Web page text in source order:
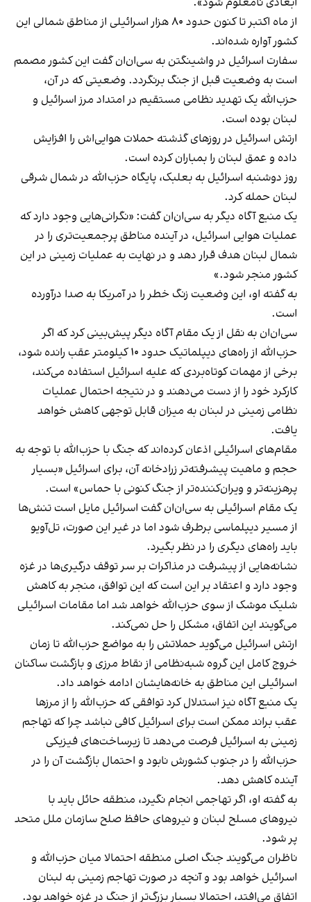
از ماه اکتبر تا کنون حدود ۸۰ هزار اسرائیلی از مناطق شمالی این
کشور آواره شده‌اند.
سفارت اسرائیل در واشینگتن به سی‌ان‌ان گفت این کشور مصمم
است به وضعیت قبل از جنگ برنگردد. وضعیتی که در آن،
حزب‌الله یک تهدید نظامی مستقیم در امتداد مرز اسرائیل و
لبنان بوده است.
ارتش اسرائیل در روزهای گذشته حملات هوایی‌اش را افزایش
داده و عمق لبنان را بمباران کرده است.
روز دوشنبه اسرائیل به بعلبک، پایگاه حزب‌الله در شمال شرقی
لبنان حمله کرد.
یک منبع آگاه دیگر به سی‌ان‌ان گفت: «نگرانی‌هایی وجود دارد که
عملیات هوایی اسرائیل، در آینده مناطق پرجمعیت‌تری را در
شمال لبنان هدف قرار دهد و در نهایت به عملیات زمینی در این
کشور منجر شود.»
به گفته او، این وضعیت زنگ خطر را در آمریکا به صدا درآورده
است.
سی‌ان‌ان به نقل از یک مقام آگاه دیگر پیش‌بینی کرد که اگر
حزب‌الله از راه‌های دیپلماتیک حدود ۱۰ کیلومتر عقب رانده شود،
برخی از مهمات کوتاه‌بردی که علیه اسرائیل استفاده می‌کند،
کارکرد خود را از دست می‌دهند و در نتیجه احتمال عملیات
نظامی زمینی در لبنان به میزان قابل توجهی کاهش خواهد
یافت.
مقام‌های اسرائیلی اذعان کرده‌اند که جنگ با حزب‌الله با توجه به
حجم و ماهیت پیشرفته‌تر زرادخانه آن، برای اسرائیل «بسیار
پرهزینه‌تر و ویران‌کننده‌تر از جنگ کنونی با حماس» است.
یک مقام اسرائیلی به سی‌ان‌ان گفت اسرائیل مایل است تنش‌ها
از مسیر دیپلماسی برطرف شود اما در غیر این صورت، تل‌آویو
باید راه‌های دیگری را در نظر بگیرد.
نشانه‌هایی از پیشرفت در مذاکرات بر سر توقف درگیری‌ها در غزه
وجود دارد و اعتقاد بر این است که این توافق، منجر به کاهش
شلیک موشک از سوی حزب‌الله خواهد شد اما مقامات اسرائیلی
می‌گویند این اتفاق، مشکل را حل نمی‌کند.
ارتش اسرائیل می‌گوید حملاتش را به مواضع حزب‌الله تا زمان
خروج کامل این گروه شبه‌نظامی از نقاط مرزی و بازگشت ساکنان
اسرائیلی این مناطق به خانه‌هایشان ادامه خواهد داد.
یک منبع آگاه نیز استدلال کرد توافقی که حزب‌الله را از مرزها
عقب براند ممکن است برای اسرائیل کافی نباشد چرا که تهاجم
زمینی به اسرائیل فرصت می‌دهد تا زیرساخت‌های فیزیکی
حزب‌الله را در جنوب کشورش نابود و احتمال بازگشت آن را در
آینده کاهش دهد.
به گفته او، اگر تهاجمی انجام نگیرد، منطقه حائل باید با
نیروهای مسلح لبنان و نیروهای حافظ صلح سازمان ملل متحد
پر شود.
ناظران می‌گویند جنگ اصلی منطقه احتمالا میان حزب‌الله و
اسرائیل خواهد بود و آنچه در صورت تهاجم زمینی به لبنان
اتفاق می‌افتد، احتمالا بسیار بزرگ‌تر از جنگ در غزه خواهد بود.